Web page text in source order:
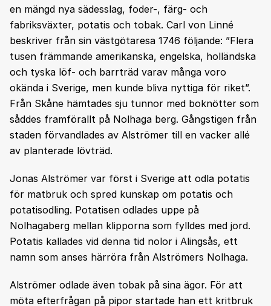
en mängd nya sädesslag, foder-, färg- och
fabriksväxter, potatis och tobak. Carl von Linné
beskriver från sin västgötaresa 1746 följande: ”Flera
tusen främmande amerikanska, engelska, holländska
och tyska löf- och barrträd varav många voro
okända i Sverige, men kunde bliva nyttiga för riket”.
Från Skåne hämtades sju tunnor med boknötter som
såddes framförallt på Nolhaga berg. Gångstigen från
staden förvandlades av Alströmer till en vacker allé
av planterade lövträd.
Jonas Alströmer var först i Sverige att odla potatis
för matbruk och spred kunskap om potatis och
potatisodling. Potatisen odlades uppe på
Nolhagaberg mellan klipporna som fylldes med jord.
Potatis kallades vid denna tid nolor i Alingsås, ett
namn som anses härröra från Alströmers Nolhaga.
Alströmer odlade även tobak på sina ägor. För att
möta efterfrågan på pipor startade han ett kritbruk